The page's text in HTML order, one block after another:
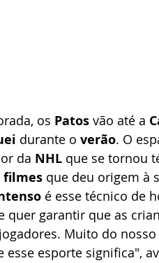
os Patos vão até a
durante o verão. O
da NHL que se tornou
filmes que deu origem à
é esse técnico de
quer garantir que as
Muito do
esse esporte significa",